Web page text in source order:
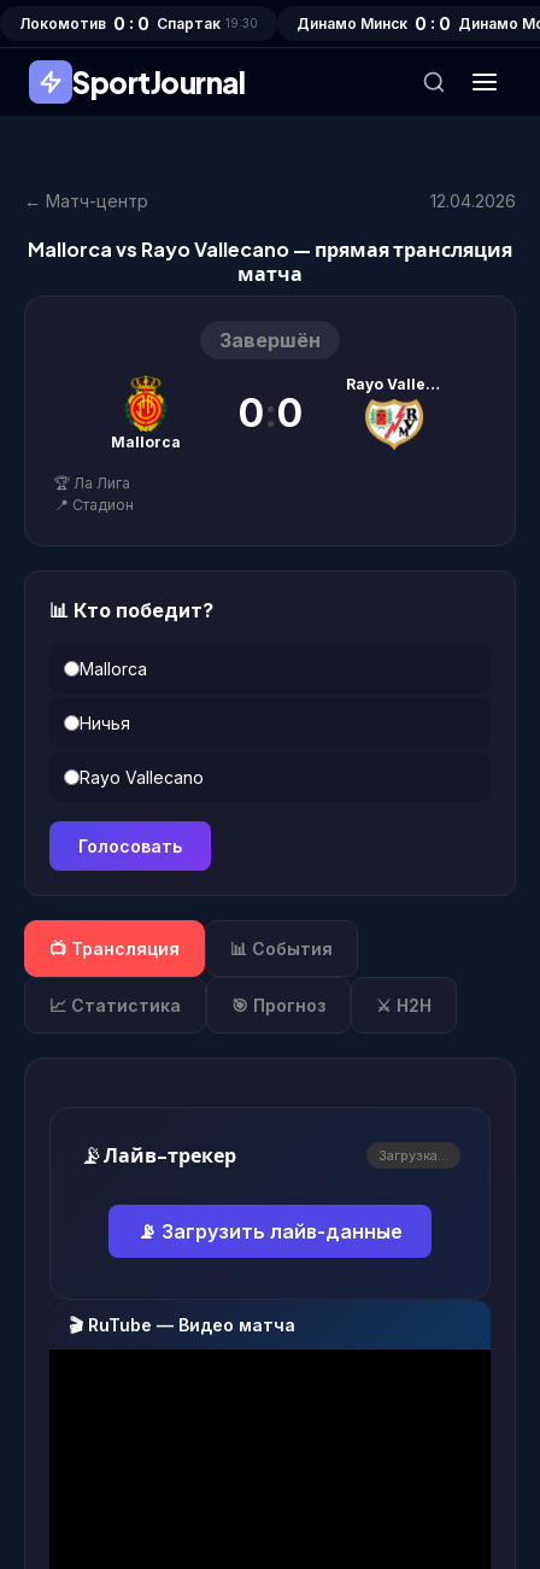
Локомотив 0 : 0 Спартак 19:30 Динамо Минск 0 : 0 Динамо
SportJournal
← Матч-центр 12.04.2026
Mallorca vs Rayo Vallecano — прямая трансляция
матча
Завершён
Mallorca
0:0
Rayo Vallecano
🏆 Ла Лига
📍 Стадион
📊 Кто победит?
Mallorca
Ничья
Rayo Vallecano
Голосовать
📺 Трансляция 📊 События
📈 Статистика 🎯 Прогноз ⚔️ H2H
📡Лайв-трекер Загрузка...
📡 Загрузить лайв-данные
🎬 RuTube — Видео матча